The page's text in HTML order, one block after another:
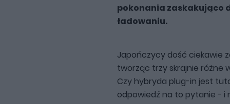
pokonania zaskakująco
ładowaniu.
Japończycy dość ciekawie
tworząc trzy skrajnie różne
Czy hybryda plug-in jest
odpowiedź na to pytanie - i